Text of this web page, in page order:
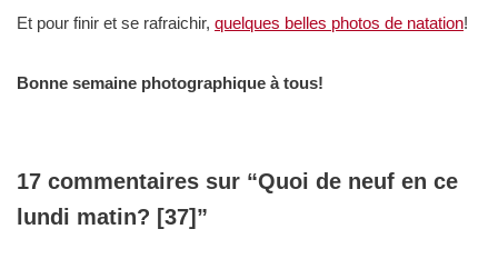
Et pour finir et se rafraichir, quelques belles photos de natation!
Bonne semaine photographique à tous!
17 commentaires sur “Quoi de neuf en ce
lundi matin? [37]”